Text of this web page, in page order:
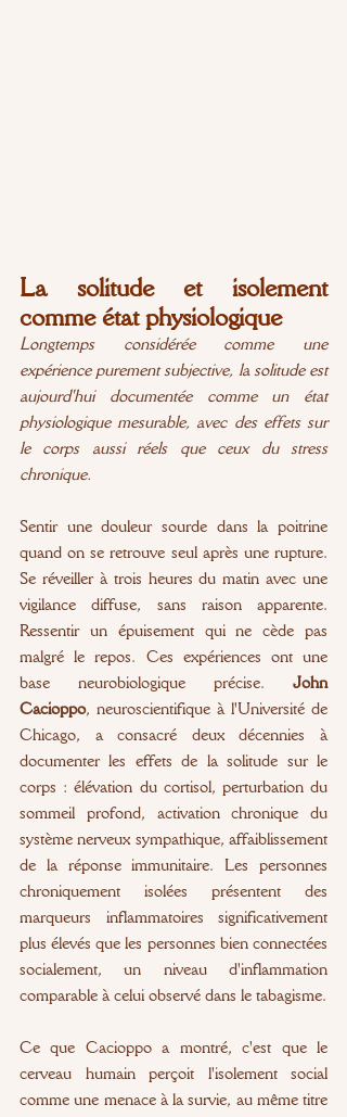
La solitude et isolement
comme état physiologique
Longtemps considérée comme une
expérience purement subjective, la solitude est
aujourd'hui documentée comme un état
physiologique mesurable, avec des effets sur
le corps aussi réels que ceux du stress
chronique.
Sentir une douleur sourde dans la poitrine
quand on se retrouve seul après une rupture.
Se réveiller à trois heures du matin avec une
vigilance diffuse, sans raison apparente.
Ressentir un épuisement qui ne cède pas
malgré le repos. Ces expériences ont une
base neurobiologique précise. John
Cacioppo, neuroscientifique à l'Université de
Chicago, a consacré deux décennies à
documenter les effets de la solitude sur le
corps : élévation du cortisol, perturbation du
sommeil profond, activation chronique du
système nerveux sympathique, affaiblissement
de la réponse immunitaire. Les personnes
chroniquement isolées présentent des
marqueurs inflammatoires significativement
plus élevés que les personnes bien connectées
socialement, un niveau d'inflammation
comparable à celui observé dans le tabagisme.
Ce que Cacioppo a montré, c'est que le
cerveau humain perçoit l'isolement social
comme une menace à la survie, au même titre